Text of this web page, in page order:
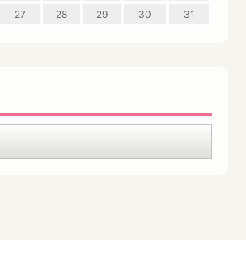
27 28 29 30 31